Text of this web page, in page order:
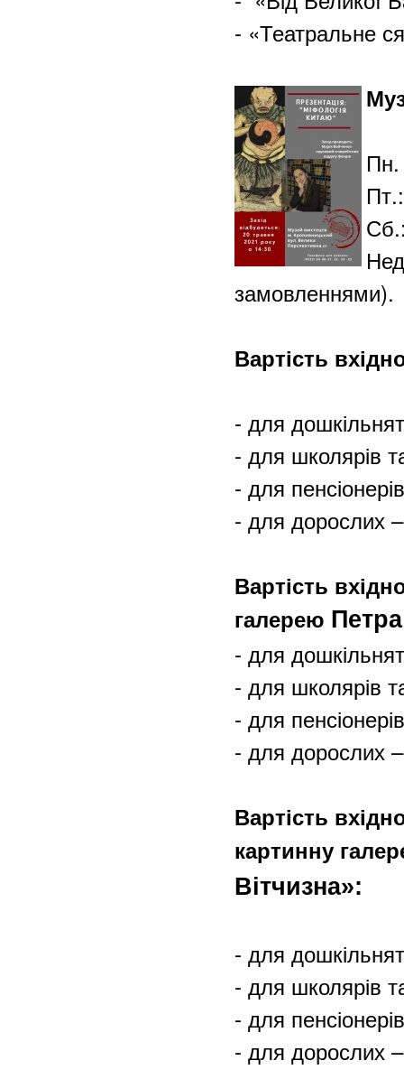
- «Театральне
замовленнями).
Вартість
- для
- для школярів
- для
- для дорослих
Вартість
галерею
- для
- для школярів
- для
- для дорослих
Вартість
картинну
Вітчизна»:
- для
- для школярів
- для
- для дорослих